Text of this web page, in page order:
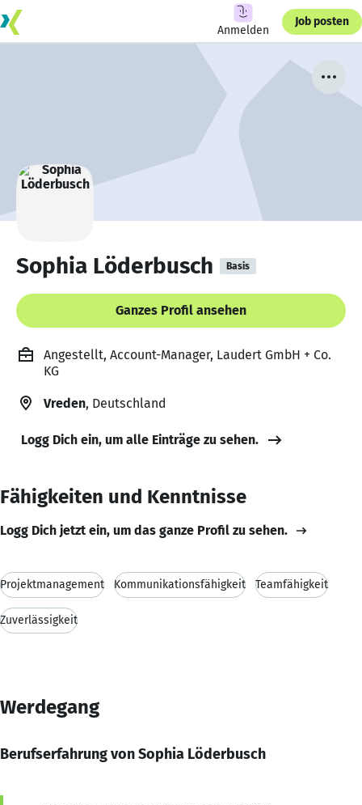
Anmelden
Job posten
Sophia Löderbusch Basis
Ganzes Profil ansehen
Angestellt, Account-Manager, Laudert GmbH + Co.
KG
Vreden, Deutschland
Logg Dich ein, um alle Einträge zu sehen.
Fähigkeiten und Kenntnisse
Logg Dich jetzt ein, um das ganze Profil zu sehen.
Projektmanagement Kommunikationsfähigkeit Teamfähigkeit
Zuverlässigkeit
Werdegang
Berufserfahrung von Sophia Löderbusch